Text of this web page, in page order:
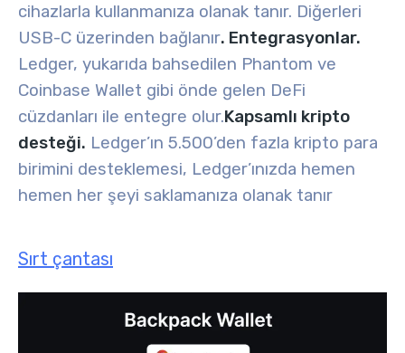
cihazlarla kullanmanıza olanak tanır. Diğerleri
USB-C üzerinden bağlanır. Entegrasyonlar.
Ledger, yukarıda bahsedilen Phantom ve
Coinbase Wallet gibi önde gelen DeFi
cüzdanları ile entegre olur.Kapsamlı kripto
desteği. Ledger’ın 5.500’den fazla kripto para
birimini desteklemesi, Ledger’ınızda hemen
hemen her şeyi saklamanıza olanak tanır
Sırt çantası